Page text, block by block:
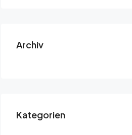
Archiv
Kategorien